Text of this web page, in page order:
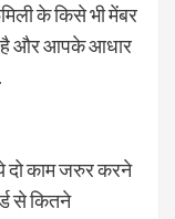
के किसे भी मेंबर
है और आपके आधार
दो काम जरुर करने
से कितने